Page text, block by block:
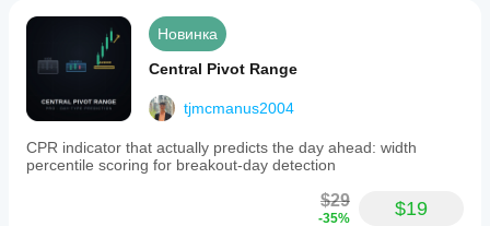
intended
use
on
main
price
chart
rather
Новинка
Central Pivot Range
tjmcmanus2004
CPR indicator that actually predicts the day ahead: width
percentile scoring for breakout-day detection
$29
-35% $19